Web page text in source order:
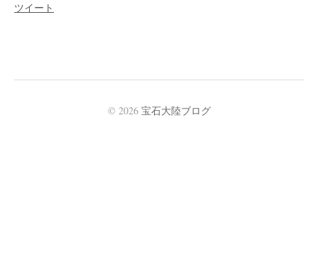
ツイート
© 2026 宝石大陸ブログ